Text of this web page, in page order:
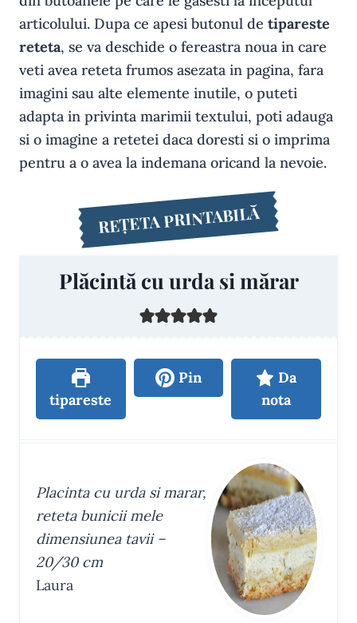
articolului. Dupa ce apesi butonul de tipareste
reteta, se va deschide o fereastra noua in care
veti avea reteta frumos asezata in pagina, fara
imagini sau alte elemente inutile, o puteti
adapta in privinta marimii textului, poti adauga
si o imagine a retetei daca doresti si o imprima
pentru a o avea la indemana oricand la nevoie.
REȚETA PRINTABILĂ
Plăcintă cu urda si mărar
tipareste
Pin
Da
nota
Placinta cu urda si marar,
reteta bunicii mele
dimensiunea tavii –
20/30 cm
Laura